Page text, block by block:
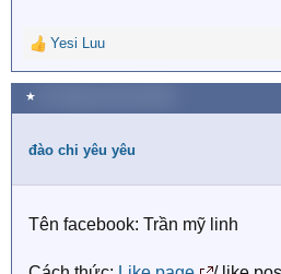
R
e
a
c
i
n
Yesi Luu
★
đào chi yêu yêu
Tên facebook: Trần mỹ linh